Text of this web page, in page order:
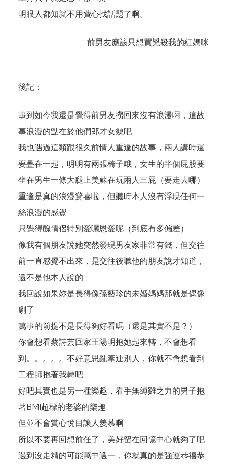
明眼人都知就不用費心找話題了啊。
前男友應該只想買兇殺我的紅媽咪
後記：
事到如今我還是覺得前男友撈回來沒有浪漫啊，這故
事浪漫的點在於他們郎才女貌吧
我也遇過這類跟很久前情人重逢的故事，兩人講時還
要疊在一起，明明有兩張椅子哦，女生的半個屁股要
坐在男生一條大腿上美蘇在玩兩人三屁（要走去哪）
重逢是真的浪漫驚喜啦，但聽時本人沒有浮現任何一
絲浪漫的感覺
只覺得醜情侶特別愛曬恩愛呢（到底有多偏差）
像我有個朋友說她突然發現男友家非常有錢，但交往
前一直感覺不出來，是交往後聽他的朋友說才知道，
還不是他本人說的
我回說如果妳是長得像孫藝珍的未婚媽媽那就是偶像
劇了
萬事的前提不是長得夠好看嗎（還是其實不是？）
你會想看蔡詩芸回家王陽明抱她起來轉，不會想看
到。。。。。不好意思亂牽連別人，你就不會想看到
工程師抱著我轉吧
好吧其實也是另一種樂趣，看手無縛雞之力的男子抱
著BMI超標的老婆的樂趣
但並不會賞心悅目讓人羨慕啊
所以不要再回想前任了，美好留在回憶中心就夠了吧
遇到沒走精的可能萬中選一，你就真的是強運恭禧恭